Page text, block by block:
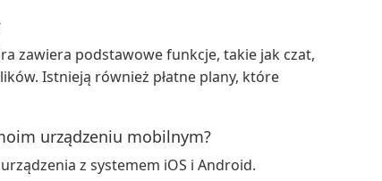
zawiera podstawowe funkcje, takie jak czat,
Istnieją również płatne plany, które
urządzeniu mobilnym?
z systemem iOS i Android.